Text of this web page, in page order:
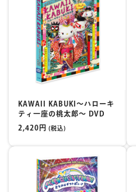
KAWAII KABUKI～ハローキ
ティ一座の桃太郎～ DVD
2,420円 (税込)